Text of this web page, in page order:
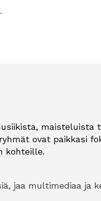
maisteluista
ovat paikkasi
kohteille.
jaa multimediaa ja